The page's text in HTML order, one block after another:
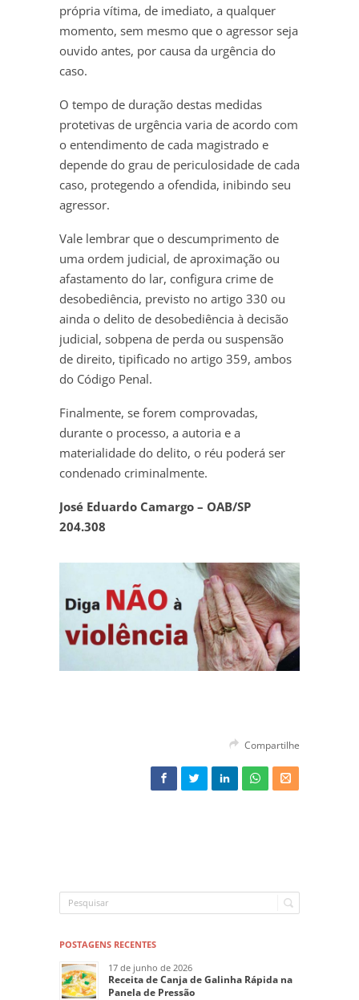
própria vítima, de imediato, a qualquer
momento, sem mesmo que o agressor seja
ouvido antes, por causa da urgência do
caso.
O tempo de duração destas medidas
protetivas de urgência varia de acordo com
o entendimento de cada magistrado e
depende do grau de periculosidade de cada
caso, protegendo a ofendida, inibindo seu
agressor.
Vale lembrar que o descumprimento de
uma ordem judicial, de aproximação ou
afastamento do lar, configura crime de
desobediência, previsto no artigo 330 ou
ainda o delito de desobediência à decisão
judicial, sobpena de perda ou suspensão
de direito, tipificado no artigo 359, ambos
do Código Penal.
Finalmente, se forem comprovadas,
durante o processo, a autoria e a
materialidade do delito, o réu poderá ser
condenado criminalmente.
José Eduardo Camargo – OAB/SP
204.308
Compartilhe
POSTAGENS RECENTES
17 de junho de 2026
Receita de Canja de Galinha Rápida na
Panela de Pressão